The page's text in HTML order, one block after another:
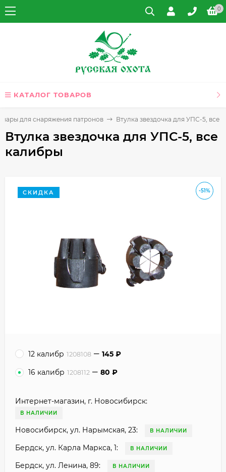
0
КАТАЛОГ ТОВАРОВ
для снаряжения патронов Втулка звездочка для УПС-5, все
Втулка звездочка для УПС-5, все
калибры
-51%
СКИДКА
12 калибр 1208108 145 ₽
16 калибр 1208112 80 ₽
Интернет-магазин, г. Новосибирск:
В НАЛИЧИИ
Новосибирск, ул. Нарымская, 23: В НАЛИЧИИ
Бердск, ул. Карла Маркса, 1: В НАЛИЧИИ
Бердск, ул. Ленина, 89: В НАЛИЧИИ